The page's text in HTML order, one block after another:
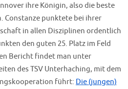
ihre Königin, also die beste
Constanze punktete bei ihrer
in allen Disziplinen ordentlich
den guten 25. Platz im Feld
Bericht findet man unter
des TSV Unterhaching, mit dem
führt: Die (jungen)